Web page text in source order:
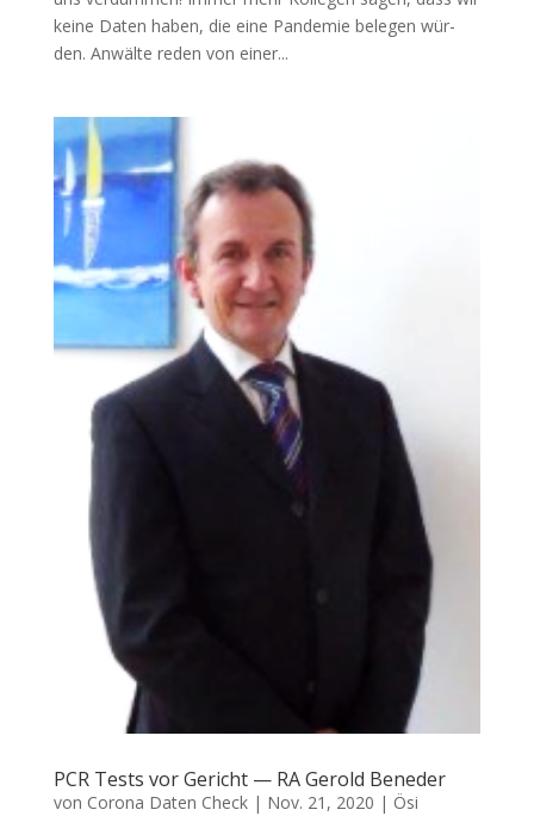
kei­ne Daten haben, die eine Pan­de­mie bele­gen wür­
den. Anwäl­te reden von einer...
PCR Tests vor Gericht — RA Gerold Beneder
von Corona Daten Check| Nov. 21, 2020 | Ösi